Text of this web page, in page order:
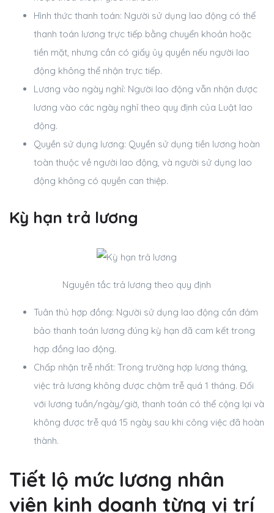
Hình thức thanh toán: Người sử dụng lao động có thể
thanh toán lương trực tiếp bằng chuyển khoản hoặc
tiền mặt, nhưng cần có giấy ủy quyền nếu người lao
động không thể nhận trực tiếp.
Lương vào ngày nghỉ: Người lao động vẫn nhận được
lương vào các ngày nghỉ theo quy định của Luật lao
động.
Quyền sử dụng lương: Quyền sử dụng tiền lương hoàn
toàn thuộc về người lao động, và người sử dụng lao
động không có quyền can thiệp.
Kỳ hạn trả lương
Nguyên tắc trả lương theo quy định
Tuân thủ hợp đồng: Người sử dụng lao động cần đảm
bảo thanh toán lương đúng kỳ hạn đã cam kết trong
hợp đồng lao động.
Chấp nhận trễ nhất: Trong trường hợp lương tháng,
việc trả lương không được chậm trễ quá 1 tháng. Đối
với lương tuần/ngày/giờ, thanh toán có thể cộng lại và
không được trễ quá 15 ngày sau khi công việc đã hoàn
thành.
Tiết lộ mức lương nhân
viên kinh doanh từng vị trí